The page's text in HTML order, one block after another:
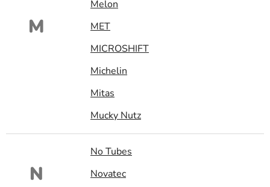
M
Melon
MET
MICROSHIFT
Michelin
Mitas
Mucky Nutz
N
No Tubes
Novatec